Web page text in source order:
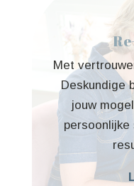
Met
Deskundige
jouw